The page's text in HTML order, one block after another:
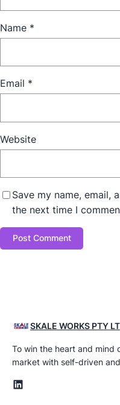
Name *
Email *
Website
Save my name, email,
the next time I
SKALE WORKS PTY
To win the heart and mind
market with self-driven
LinkedIn